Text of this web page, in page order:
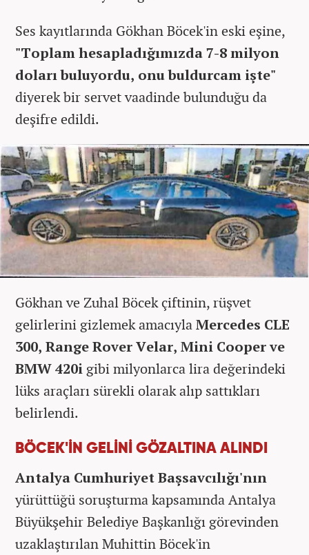
Ses kayıtlarında Gökhan Böcek'in eski eşine,
"Toplam hesapladığımızda 7-8 milyon
doları buluyordu, onu buldurcam işte"
diyerek bir servet vaadinde bulunduğu da
deşifre edildi.
Gökhan ve Zuhal Böcek çiftinin, rüşvet
gelirlerini gizlemek amacıylaMercedes CLE
300, Range Rover Velar, Mini Cooper ve
BMW 420i gibi milyonlarca lira değerindeki
lüks araçları sürekli olarak alıp sattıkları
belirlendi.
BÖCEK'İN GELİNİ GÖZALTINA ALINDI
Antalya Cumhuriyet Başsavcılığı'nın
yürüttüğü soruşturma kapsamında Antalya
Büyükşehir Belediye Başkanlığı görevinden
uzaklaştırılan Muhittin Böcek'in